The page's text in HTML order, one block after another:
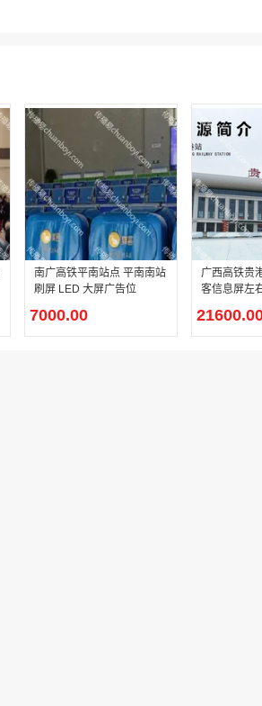
南广高铁平南站点 平南南站
刷屏 LED 大屏广告位
7000.00
广西高铁贵
客信息屏左